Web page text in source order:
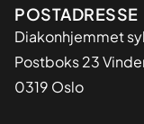
Adresse
POSTADRESSE
Diakonhjemmet
Postboks 23
0319 Oslo